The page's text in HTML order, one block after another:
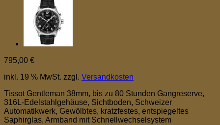
795,00 €
inkl. 19 % MwSt. zzgl. Versandkosten
Tissot Gentleman 38mm, bis zu 80 Stunden Gangreserve,
316L-Edelstahlgehäuse, Sichtboden, Schweizer
Automatikwerk, Gewölbtes, kratzfestes, entspiegeltes
Saphirglas, Armband mit Schnellwechselsystem